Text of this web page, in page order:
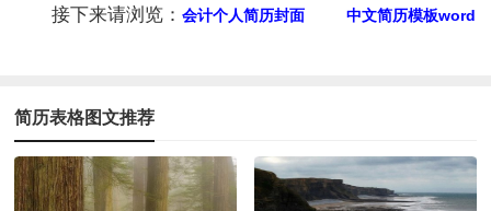
接下来请浏览：会计个人简历封面 中文简历模板word
简历表格图文推荐